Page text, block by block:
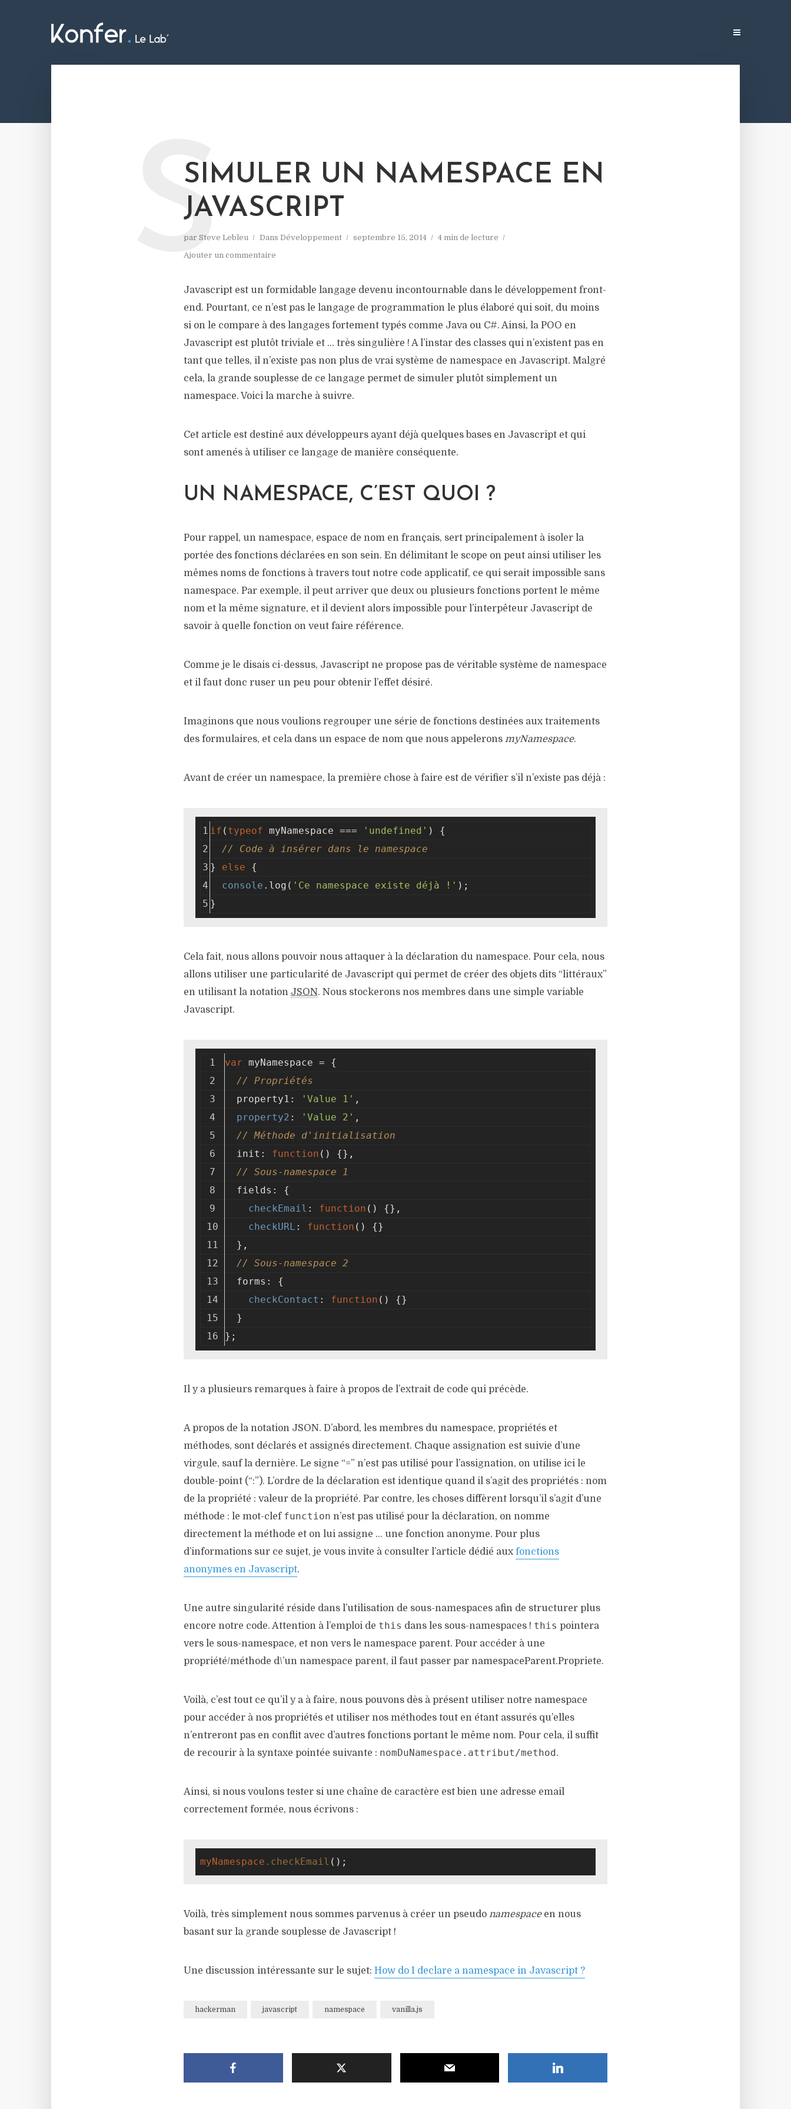
SIMULER UN NAMESPACE EN
JAVASCRIPT
par Steve Lebleu Dans Développement septembre 15, 2014
4 min de lecture
Ajouter un commentaire
S
Javascript est un formidable langage devenu incontournable dans le développement front-
end. Pourtant, ce n’est pas le langage de programmation le plus élaboré qui soit, du moins
si on le compare à des langages fortement typés comme Java ou C#. Ainsi, la POO en
Javascript est plutôt triviale et … très singulière ! A l’instar des classes qui n’existent pas en
tant que telles, il n’existe pas non plus de vrai système de namespace en Javascript. Malgré
cela, la grande souplesse de ce langage permet de simuler plutôt simplement un
namespace. Voici la marche à suivre.
Cet article est destiné aux développeurs ayant déjà quelques bases en Javascript et qui
sont amenés à utiliser ce langage de manière conséquente.
UN NAMESPACE, C’EST QUOI ?
Pour rappel, un namespace, espace de nom en français, sert principalement à isoler la
portée des fonctions déclarées en son sein. En délimitant le scope on peut ainsi utiliser les
mêmes noms de fonctions à travers tout notre code applicatif, ce qui serait impossible sans
namespace. Par exemple, il peut arriver que deux ou plusieurs fonctions portent le même
nom et la même signature, et il devient alors impossible pour l’interpêteur Javascript de
savoir à quelle fonction on veut faire référence.
Comme je le disais ci-dessus, Javascript ne propose pas de véritable système de namespace
et il faut donc ruser un peu pour obtenir l’effet désiré.
Imaginons que nous voulions regrouper une série de fonctions destinées aux traitements
des formulaires, et cela dans un espace de nom que nous appelerons myNamespace.
Avant de créer un namespace, la première chose à faire est de vérifier s’il n’existe pas déjà :
if ( typeof myNamespace === 'undefined' ) {
// Code à insérer dans le namespace
} else {
console .log( 'Ce namespace existe déjà !' );
}
Cela fait, nous allons pouvoir nous attaquer à la déclaration du namespace. Pour cela, nous
allons utiliser une particularité de Javascript qui permet de créer des objets dits “littéraux”
en utilisant la notation JSON. Nous stockerons nos membres dans une simple variable
Javascript.
var myNamespace = {
// Propriétés
  property1:
'Value 1' ,
property2 : 'Value 2' ,
// Méthode d'initialisation
  init:
function ( ) {},
// Sous-namespace 1
  fields: {
checkEmail : function ( ) {},
checkURL : function ( ) {}
  },
// Sous-namespace 2
  forms: {
checkContact : function ( ) {}
  }
};
Il y a plusieurs remarques à faire à propos de l’extrait de code qui précède.
A propos de la notation JSON. D’abord, les membres du namespace, propriétés et
méthodes, sont déclarés et assignés directement. Chaque assignation est suivie d’une
virgule, sauf la dernière. Le signe “=” n’est pas utilisé pour l’assignation, on utilise ici le
double-point (“:”). L’ordre de la déclaration est identique quand il s’agit des propriétés : nom
de la propriété : valeur de la propriété. Par contre, les choses diffèrent lorsqu’il s’agit d’une
méthode : le mot-clef function n’est pas utilisé pour la déclaration, on nomme
directement la méthode et on lui assigne … une fonction anonyme. Pour plus
d’informations sur ce sujet, je vous invite à consulter l’article dédié aux fonctions
anonymes en Javascript.
Une autre singularité réside dans l’utilisation de sous-namespaces afin de structurer plus
encore notre code. Attention à l’emploi de this dans les sous-namespaces ! this pointera
vers le sous-namespace, et non vers le namespace parent. Pour accéder à une
propriété/méthode d\’un namespace parent, il faut passer par namespaceParent.Propriete.
Voilà, c’est tout ce qu’il y a à faire, nous pouvons dès à présent utiliser notre namespace
pour accéder à nos propriétés et utiliser nos méthodes tout en étant assurés qu’elles
n’entreront pas en conflit avec d’autres fonctions portant le même nom. Pour cela, il suffit
de recourir à la syntaxe pointée suivante : nomDuNamespace.attribut/method.
Ainsi, si nous voulons tester si une chaîne de caractère est bien une adresse email
correctement formée, nous écrivons :
myNamespace .checkEmail ();
Voilà, très simplement nous sommes parvenus à créer un pseudo namespaceen nous
basant sur la grande souplesse de Javascript !
Une discussion intéressante sur le sujet: How do I declare a namespace in Javascript ?
hackerman javascript namespace vanilla.js